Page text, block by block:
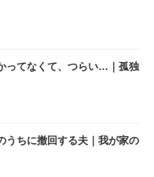
ってなくて、つらい…｜孤独
うちに撤回する夫｜我が家の